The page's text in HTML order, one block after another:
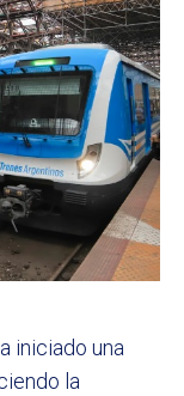
iniciado una
la